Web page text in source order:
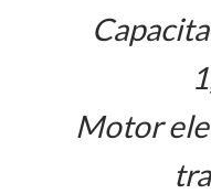
Motor